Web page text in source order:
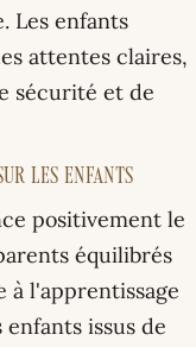
Les enfants
attentes claires,
sécurité et de
les Enfants
positivement le
équilibrés
l'apprentissage
issus de